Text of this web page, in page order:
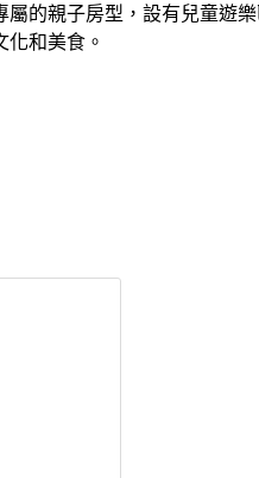
屬的親子房型，設有兒童遊
和美食。